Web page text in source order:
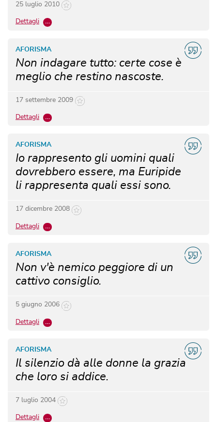
25 luglio 2010
Dettagli …
Non indagare tutto: certe cose è
meglio che restino nascoste.
AFORISMA
17 settembre 2009
Dettagli …
Io rappresento gli uomini quali
dovrebbero essere, ma Euripide
li rappresenta quali essi sono.
AFORISMA
17 dicembre 2008
Dettagli …
Non v'è nemico peggiore di un
cattivo consiglio.
AFORISMA
5 giugno 2006
Dettagli …
Il silenzio dà alle donne la grazia
che loro si addice.
AFORISMA
7 luglio 2004
Dettagli …